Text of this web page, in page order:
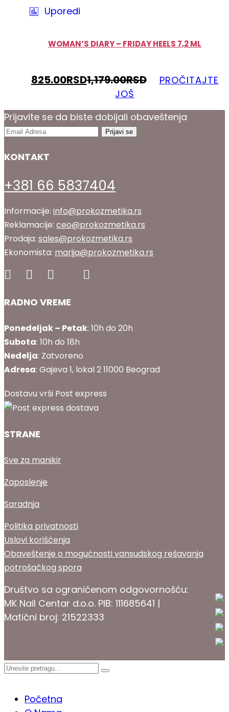
Uporedi
WOMAN’S DIARY – FRIDAY HEELS 7,2 ML
825.00RSD1,179.00RSD
PROČITAJTE
JOŠ
Prijavite se da biste dobijali obaveštenja
KONTAKT
+381 66 5837404
Informacije: info@prokozmetika.rs
Reklamacije: ceo@prokozmetika.rs
Prodaja: sales@prokozmetika.rs
Ekonomista: marija@prokozmetika.rs
RADNO VREME
Ponedeljak – Petak: 10h do 20h
Subota: 10h do 18h
Nedelja: Zatvoreno
Adresa: Gajeva 1, lokal 2 11000 Beograd
Dostavu vrši Post express
STRANE
Sve za manikir
Zaposlenje
Saradnja
Politika privatnosti
Uslovi korišćenja
Obaveštenje o mogućnosti vansudskog rešavanja
potrošačkog spora
Društvo sa ograničenom odgovornošću:
MK Nail Centar d.o.o. PIB: 111685641 |
Matični broj: 21522333
Početna